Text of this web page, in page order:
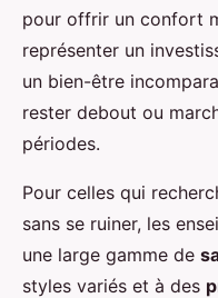
pour offrir un confort
représenter un
un bien-être
rester debout ou
périodes.
Pour celles qui
sans se ruiner, les
une large gamme de
styles variés et à des